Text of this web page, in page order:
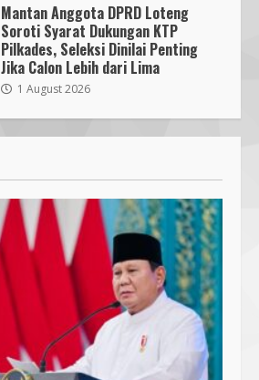
Mantan Anggota DPRD Loteng
Soroti Syarat Dukungan KTP
Pilkades, Seleksi Dinilai Penting
Jika Calon Lebih dari Lima
1 August 2026